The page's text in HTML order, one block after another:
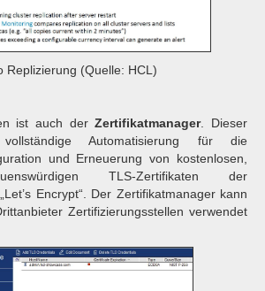
Replizierung (Quelle: HCL)
ist auch derZertifikatmanager. Dieser
Automatisierung für die
und Erneuerung von kostenlosen,
TLS-Zertifikaten der
Encrypt“. Der Zertifikatmanager kann
Zertifizierungsstellen verwendet